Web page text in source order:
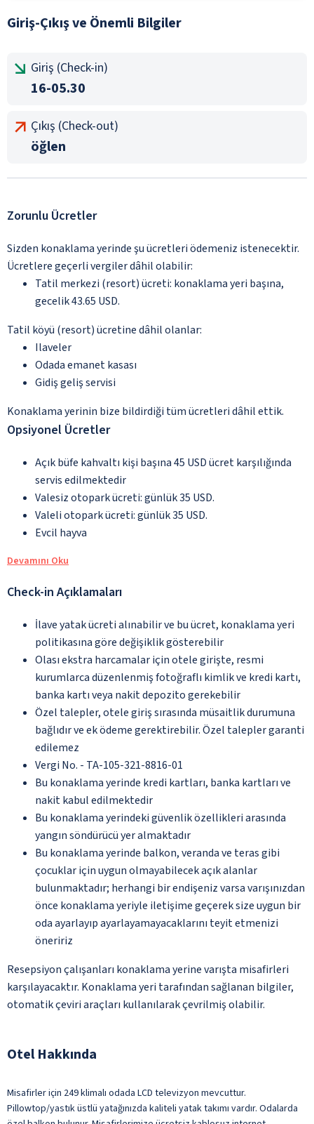
Giriş-Çıkış ve Önemli Bilgiler
Giriş (Check-in)
16-05.30
Çıkış (Check-out)
öğlen
Zorunlu Ücretler
Sizden konaklama yerinde şu ücretleri ödemeniz istenecektir.
Ücretlere geçerli vergiler dâhil olabilir:
Tatil merkezi (resort) ücreti: konaklama yeri başına,
gecelik 43.65 USD.
Tatil köyü (resort) ücretine dâhil olanlar:
Ilaveler
Odada emanet kasası
Gidiş geliş servisi
Konaklama yerinin bize bildirdiği tüm ücretleri dâhil ettik.
Opsiyonel Ücretler
Açık büfe kahvaltı kişi başına 45 USD ücret karşılığında
servis edilmektedir
Valesiz otopark ücreti: günlük 35 USD.
Valeli otopark ücreti: günlük 35 USD.
Evcil hayva
Devamını Oku
Check-in Açıklamaları
İlave yatak ücreti alınabilir ve bu ücret, konaklama yeri
politikasına göre değişiklik gösterebilir
Olası ekstra harcamalar için otele girişte, resmi
kurumlarca düzenlenmiş fotoğraflı kimlik ve kredi kartı,
banka kartı veya nakit depozito gerekebilir
Özel talepler, otele giriş sırasında müsaitlik durumuna
bağlıdır ve ek ödeme gerektirebilir. Özel talepler garanti
edilemez
Vergi No. - TA-105-321-8816-01
Bu konaklama yerinde kredi kartları, banka kartları ve
nakit kabul edilmektedir
Bu konaklama yerindeki güvenlik özellikleri arasında
yangın söndürücü yer almaktadır
Bu konaklama yerinde balkon, veranda ve teras gibi
çocuklar için uygun olmayabilecek açık alanlar
bulunmaktadır; herhangi bir endişeniz varsa varışınızdan
önce konaklama yeriyle iletişime geçerek size uygun bir
oda ayarlayıp ayarlayamayacaklarını teyit etmenizi
öneririz
Resepsiyon çalışanları konaklama yerine varışta misafirleri
karşılayacaktır. Konaklama yeri tarafından sağlanan bilgiler,
otomatik çeviri araçları kullanılarak çevrilmiş olabilir.
Otel Hakkında
Misafirler için 249 klimalı odada LCD televizyon mevcuttur.
Pillowtop/yastık üstlü yatağınızda kaliteli yatak takımı vardır. Odalarda